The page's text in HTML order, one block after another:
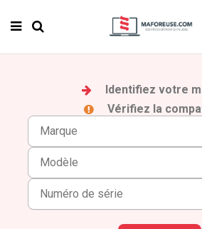
Identifiez votre
Vérifiez la